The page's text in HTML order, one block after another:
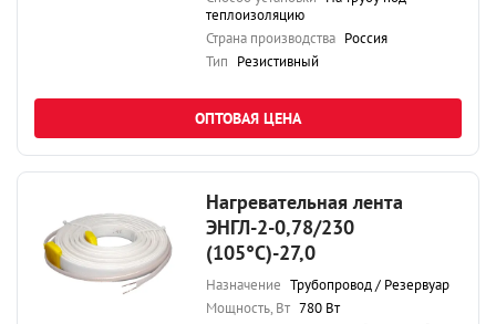
теплоизоляцию
Страна производства Россия
Тип Резистивный
ОПТОВАЯ ЦЕНА
Нагревательная лента
ЭНГЛ-2-0,78/230
(105°С)-27,0
Назначение Трубопровод / Резервуар
Мощность, Вт 780 Вт